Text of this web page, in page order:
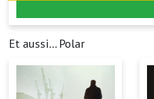
Et aussi... Polar